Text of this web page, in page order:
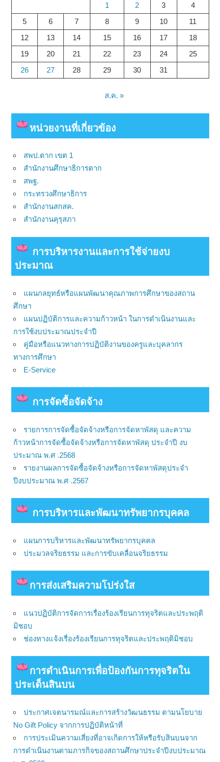
1
2 3
4
5
6 7 8 9 10
11
12
13 14 15 16 17
18
19
20 21 22 23 24
25
26
27 28 29 30 31
ส.ค. »
หน่วยงานที่เกี่ยวข้อง
สพป.ตาก เขต 1
สำนักงานศึกษาธิการตาก
สพฐ.
กระทรวงศึกษาธิการ
สำนักงานสกสค.
สำนักงานคุรุสภา
การบริหารงานและการใช้จ่ายงบ
ประมาณ
แผนกลยุทธ์หรือแผนพัฒนาคุณภาพการศึกษาของสถาน
ศึกษา
แผนปฏิบัติการและความก้าวหน้า ในการดำเนินงานและ
การใช้งบประมาณประจำปี
คู่มือหรือแนวทางการปฏิบัติงานของครูและบุคลากร
ทางการศึกษา
E-Service
การจัดซื้อจัดจ้าง
รายการการจัดซื้อจัดจ้างหรือการจัดหาพัสดุ และความ
ก้าวหน้าการจัดซื้อจัดจ้างหรือการจัดหาพัสดุ ประจำปี งบ
ประมาณ พ.ศ .2568
รายงานผลการจัดซื้อจัดจ้างหรือการจัดหาพัสดุประจำ
ปีงบประมาณ พ.ศ .2567
การบริหารและพัฒนาทรัพยากรบุคคล
แผนการบริหารและพัฒนาทรัพยากรบุคคล
ประมวลจริยธรรม และการขับเคลื่อนจริยธรรม
การส่งเสริมความโปร่งใส
แนวปฏิบัติการจัดการเรื่องร้องเรียนการทุจริตและประพฤติ
มิชอบ
ช่องทางแจ้งเรื่องร้องเรียนการทุจริตและประพฤติมิชอบ
การดําเนินการเพื่อป้องกันการทุจริตใน
ประเด็นสินบน
ประกาศเจตนารมณ์และการสร้างวัฒนธรรม ตามนโยบาย
No Gift Policy จากการปฏิบัติหน้าที่
การประเมินความเสี่ยงที่อาจเกิดการให้หรือรับสินบนจาก
การดำเนินงานตามภารกิจของสถานศึกษาประจำปีงบประมาณ